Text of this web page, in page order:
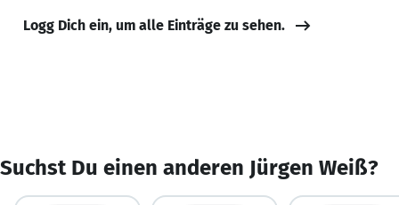
Logg Dich ein, um alle Einträge zu sehen.
Suchst Du einen anderen Jürgen Weiß?